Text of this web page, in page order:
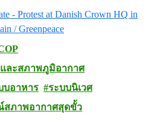
และสภาพภูมิอากาศ
บอาหาร
ระบบนิเวศ
สภาพอากาศสุดขั้ว